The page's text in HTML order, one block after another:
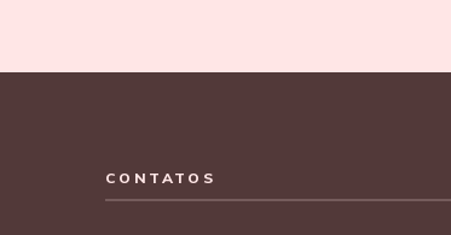
CONTATOS